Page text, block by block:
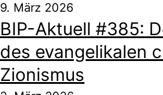
9. März 2026
BIP-Aktuell #385:
des evangelikalen
Zionismus